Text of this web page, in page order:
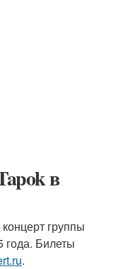
в
группы
года. Билеты
.